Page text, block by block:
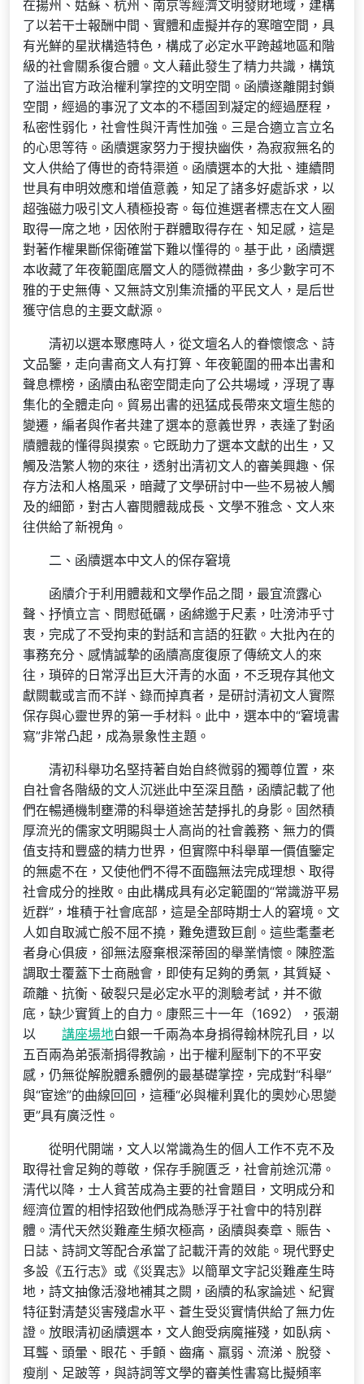
在揚州、姑蘇、杭州、南京等經濟文明發財地域，建構
了以若干士報酬中間、實體和虛擬并存的寒暄空間，具
有光鮮的星狀構造特色，構成了必定水平跨越地區和階
級的社會關系復合體。文人藉此發生了精力共識，構筑
了溢出官方政治權利掌控的文明空間。函牘遂離開封鎖
空間，經過的事況了文本的不穩固到凝定的經過歷程，
私密性弱化，社會性與汗青性加強。三是合適立言立名
的心思等待。函牘選家努力于搜抉幽佚，為寂寂無名的
文人供給了傳世的奇特渠道。函牘選本的大批、連續問
世具有申明效應和增值意義，知足了諸多好處訴求，以
超強磁力吸引文人積極投寄。每位進選者標志在文人圈
取得一席之地，因依附于群體取得存在、知足感，這是
對著作權果斷保衛確當下難以懂得的。基于此，函牘選
本收藏了年夜範圍底層文人的隱微襟曲，多少數字可不
雅的于史無傳、又無詩文別集流播的平民文人，是后世
獲守信息的主要文獻源。
清初以選本聚應時人，從文壇名人的眷懷懷念、詩
文品鑒，走向書商文人有打算、年夜範圍的冊本出書和
聲息標榜，函牘由私密空間走向了公共場域，浮現了專
集化的全體走向。貿易出書的迅猛成長帶來文壇生態的
變遷，編者與作者共建了選本的意義世界，表達了對函
牘體裁的懂得與摸索。它既助力了選本文獻的出生，又
觸及浩繁人物的來往，透射出清初文人的審美興趣、保
存方法和人格風采，暗藏了文學研討中一些不易被人觸
及的細節，對古人審閱體裁成長、文學不雅念、文人來
往供給了新視角。
二、函牘選本中文人的保存窘境
函牘介于利用體裁和文學作品之間，最宜流露心
聲、抒憤立言、問慰砥礪，函綿邈于尺素，吐滂沛乎寸
衷，完成了不受拘束的對話和言語的狂歡。大批內在的
事務充分、感情誠摯的函牘高度復原了傳統文人的來
往，瑣碎的日常浮出巨大汗青的水面，不乏現存其他文
獻闕載或言而不詳、錄而掉真者，是研討清初文人實際
保存與心靈世界的第一手材料。此中，選本中的“窘境書
寫”非常凸起，成為景象性主題。
清初科舉功名堅持著自始自終微弱的獨尊位置，來
自社會各階級的文人沉迷此中至深且酷，函牘記載了他
們在暢通機制壅滯的科舉道途苦楚掙扎的身影。固然積
厚流光的儒家文明賜與士人高尚的社會義務、無力的價
值支持和豐盛的精力世界，但實際中科舉單一價值鑒定
的無處不在，又使他們不得不面臨無法完成理想、取得
社會成分的挫敗。由此構成具有必定範圍的“常識游平易
近群”，堆積于社會底部，這是全部時期士人的窘境。文
人如自取滅亡般不屈不撓，難免遭致巨創。這些耄耋老
者身心俱疲，卻無法廢棄根深蒂固的舉業情懷。陳腔濫
調取士覆蓋下士商融會，即使有足夠的勇氣，其質疑、
疏離、抗衡、破裂只是必定水平的測驗考試，并不徹
底，缺少實質上的自力。康熙三十一年（1692），張潮
以
講座場地白銀一千兩為本身捐得翰林院孔目，以
五百兩為弟張漸捐得教諭，出于權利壓制下的不平安
感，仍無從解脫體系體例的最基礎掌控，完成對“科舉”
與“宦途”的曲線回回，這種“必與權利異化的奧妙心思變
更”具有廣泛性。
從明代開端，文人以常識為生的個人工作不克不及
取得社會足夠的尊敬，保存手腕匱乏，社會前途沉滯。
清代以降，士人貧苦成為主要的社會題目，文明成分和
經濟位置的相悖招致他們成為懸浮于社會中的特別群
體。清代天然災難產生頻次極高，函牘與奏章、賑告、
日誌、詩詞文等配合承當了記載汗青的效能。現代野史
多設《五行志》或《災異志》以簡單文字記災難產生時
地，詩文抽像活潑地補其之闕，函牘的私家論述、紀實
特征對清楚災害殘虐水平、蒼生受災實情供給了無力佐
證。放眼清初函牘選本，文人飽受病魔摧殘，如臥病、
耳聾、頭暈、眼花、手顫、齒痛、羸弱、流涕、脫發、
瘦削、足跛等，與詩詞等文學的審美性書寫比擬頻率